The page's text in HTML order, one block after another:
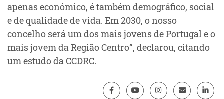
apenas económico, é também demográfico, social
e de qualidade de vida. Em 2030, o nosso
concelho será um dos mais jovens de Portugal e o
mais jovem da Região Centro”, declarou, citando
um estudo da CCDRC.